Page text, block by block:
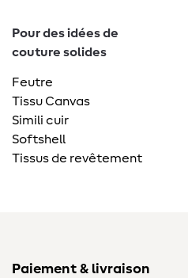
Pour des idées de
couture solides
Feutre
Tissu Canvas
Simili cuir
Softshell
Tissus de revêtement
Paiement & livraison